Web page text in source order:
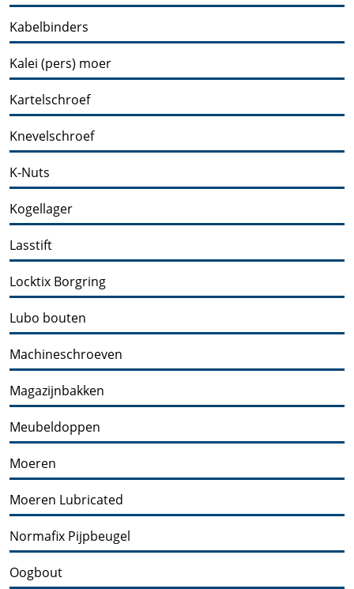
Kabelbinders
Kalei (pers) moer
Kartelschroef
Knevelschroef
K-Nuts
Kogellager
Lasstift
Locktix Borgring
Lubo bouten
Machineschroeven
Magazijnbakken
Meubeldoppen
Moeren
Moeren Lubricated
Normafix Pijpbeugel
Oogbout